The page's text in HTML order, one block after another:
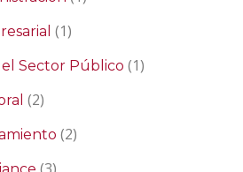
(1)
Sector Público (1)
(2)
(2)
(3)